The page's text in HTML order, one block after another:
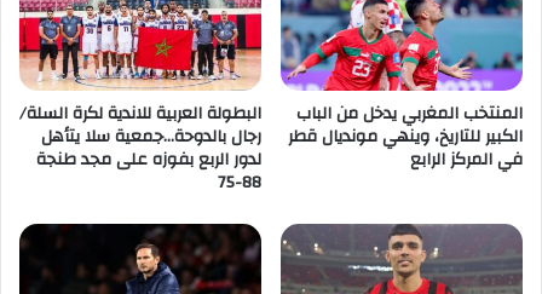
المنتخب المغربي يدخل من الباب
الكبير للتاريخ، وينهي مونديال قطر
في المركز الرابع
البطولة العربية للاندية لكرة السلة/
رجال بالدوحة…جمعية سلا يتأهل
لدور الربع بفوزه على مجد طنجة
88-75